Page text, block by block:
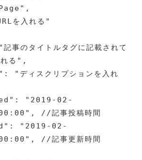
を入れる"
のタイトルタグに記載されて
れる",
ィスクリプションを入れ
"2019-02-
//記事投稿時間
"2019-02-
//記事更新時間